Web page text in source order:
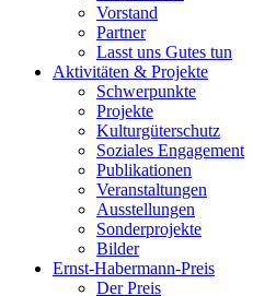
Vorstand
Partner
Lasst uns Gutes tun
Aktivitäten & Projekte
Schwerpunkte
Projekte
Kulturgüterschutz
Soziales Engagement
Publikationen
Veranstaltungen
Ausstellungen
Sonderprojekte
Bilder
Ernst-Habermann-Preis
Der Preis